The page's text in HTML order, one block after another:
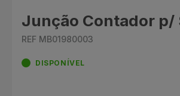
Junção Contador p/
REF MB01980003
DISPONÍVEL